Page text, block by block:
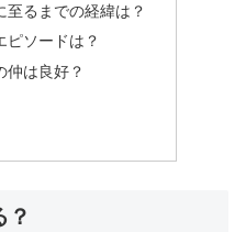
至るまでの経緯は？
ピソードは？
仲は良好？
？